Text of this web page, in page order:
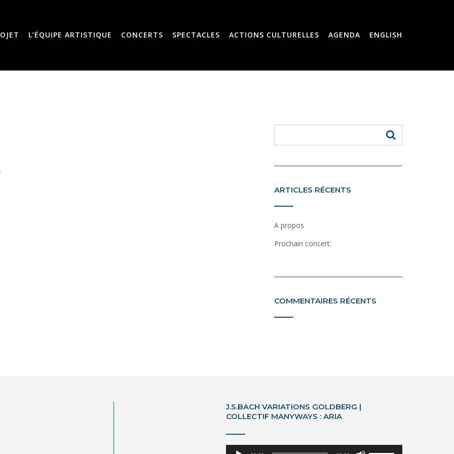
L’ÉQUIPE ARTISTIQUE CONCERTS SPECTACLES ACTIONS CULTURELLES AGENDA ENGLISH
ARTICLES RÉCENTS
A propos
Prochain concert:
COMMENTAIRES RÉCENTS
J.S.BACH VARIATIONS GOLDBERG |
COLLECTIF MANYWAYS : ARIA
Lecteur